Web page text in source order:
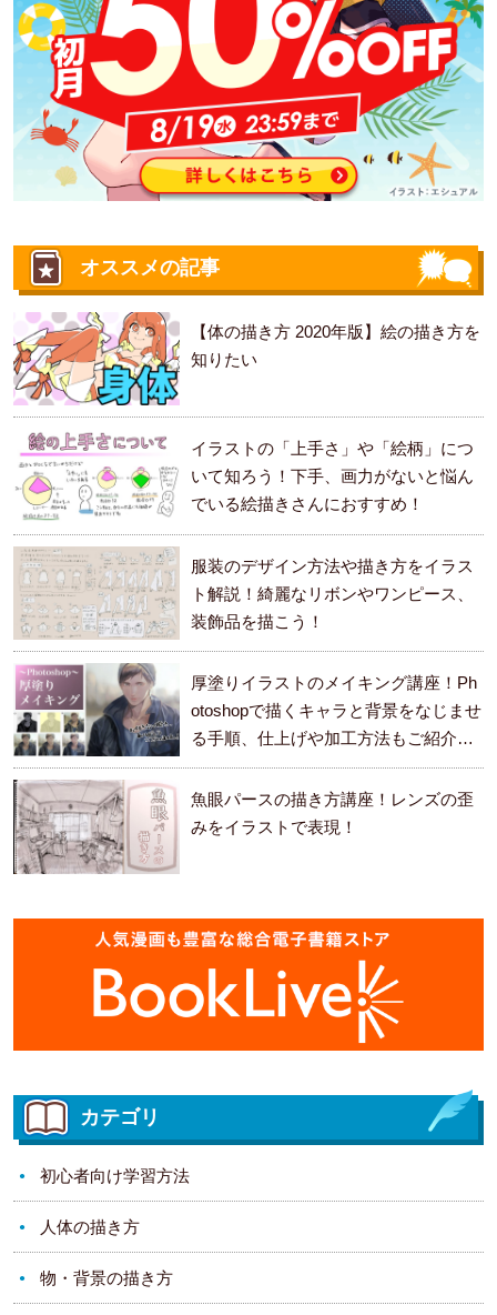
オススメの記事
【体の描き方 2020年版】絵の描き方を
知りたい
イラストの「上手さ」や「絵柄」につ
いて知ろう！下手、画力がないと悩ん
でいる絵描きさんにおすすめ！
服装のデザイン方法や描き方をイラス
ト解説！綺麗なリボンやワンピース、
装飾品を描こう！
厚塗りイラストのメイキング講座！Ph
otoshopで描くキャラと背景をなじませ
る手順、仕上げや加工方法もご紹介し
ます。
魚眼パースの描き方講座！レンズの歪
みをイラストで表現！
カテゴリ
初心者向け学習方法
人体の描き方
物・背景の描き方